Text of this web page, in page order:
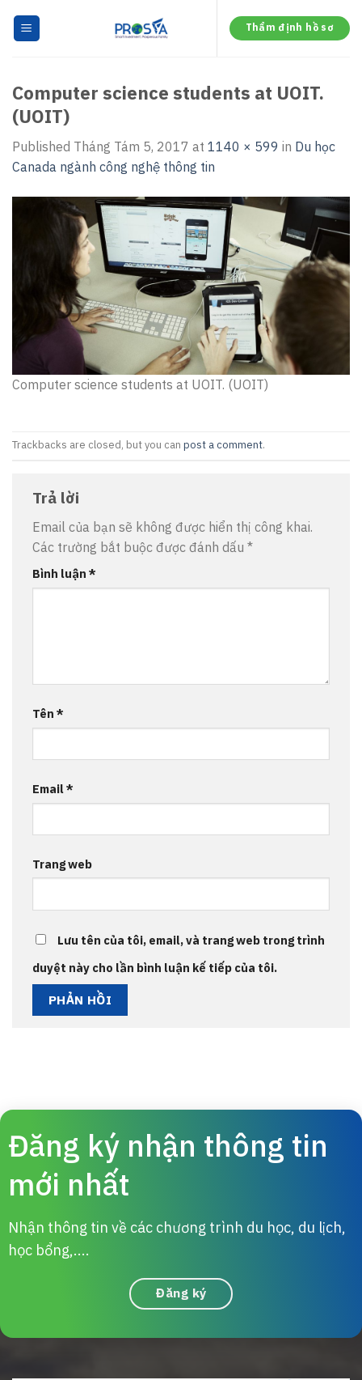
Thẩm định hồ sơ
Computer science students at UOIT.
(UOIT)
Published Tháng Tám 5, 2017 at 1140 × 599 in Du học
Canada ngành công nghệ thông tin
Computer science students at UOIT. (UOIT)
Trackbacks are closed, but you can post a comment.
Trả lời
Email của bạn sẽ không được hiển thị công khai.
Các trường bắt buộc được đánh dấu *
Bình luận *
Tên *
Email*
Trang web
Lưu tên của tôi, email, và trang web trong trình
duyệt này cho lần bình luận kế tiếp của tôi.
Đăng ký nhận thông tin
mới nhất
Nhận thông tin về các chương trình du học, du lịch,
học bổng,....
Đăng ký